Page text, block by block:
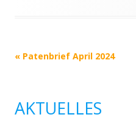
Beitrags-
« Patenbrief April 2024
AKTUELLES